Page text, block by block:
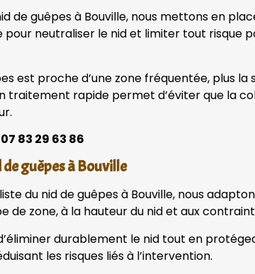
de guêpes à Bouville, nous mettons en
neutraliser le nid et limiter tout risque
est proche d’une zone fréquentée, plus la
traitement rapide permet d’éviter que la
83 29 63 86
guêpes à Bouville
du nid de guêpes à Bouville, nous
de zone, à la hauteur du nid et aux
durablement le nid tout en
les risques liés à l’intervention.